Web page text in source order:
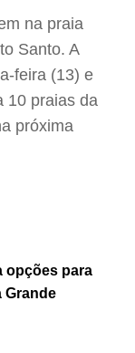
na praia
Santo. A
feira (13) e
10 praias da
próxima
opções para
Grande